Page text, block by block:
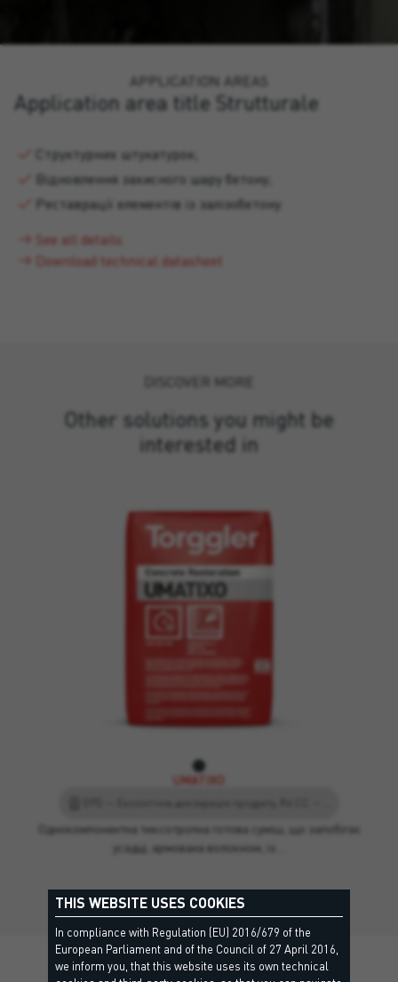
APPLICATION AREAS
Application area title Strutturale
Структурних штукатурок;
Відновлення захисного шару бетону;
Реставрації елементів із залізобетону.
See all details
Download technical datasheet
DISCOVER MORE
Other solutions you might be
interested in
UMATIXO
Однокомпонентна тиксотропна готова суміш, що запобігає
усадці, армована волокном, із…
THIS WEBSITE USES COOKIES
In compliance with Regulation (EU) 2016/679 of the
European Parliament and of the Council of 27 April 2016,
we inform you, that this website uses its own technical